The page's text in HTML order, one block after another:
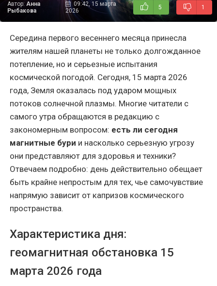
Автор: Анна
Рыбакова
09:42, 15 марта
2026
5 1
Середина первого весеннего месяца принесла
жителям нашей планеты не только долгожданное
потепление, но и серьезные испытания
космической погодой. Сегодня, 15 марта 2026
года, Земля оказалась под ударом мощных
потоков солнечной плазмы. Многие читатели с
самого утра обращаются в редакцию с
закономерным вопросом: есть ли сегодня
магнитные бури и насколько серьезную угрозу
они представляют для здоровья и техники?
Отвечаем подробно: день действительно обещает
быть крайне непростым для тех, чье самочувствие
напрямую зависит от капризов космического
пространства.
Характеристика дня:
геомагнитная обстановка 15
марта 2026 года